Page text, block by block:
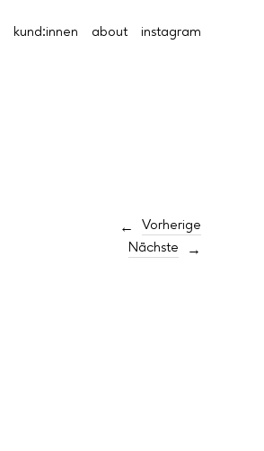
kund:innen about instagram
Vorherige
Nächste